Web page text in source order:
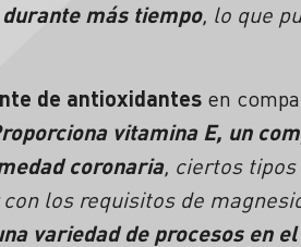
más tiempo, lo que
de antioxidantes en
vitamina E, un
coronaria, ciertos
los requisitos de
variedad de procesos en